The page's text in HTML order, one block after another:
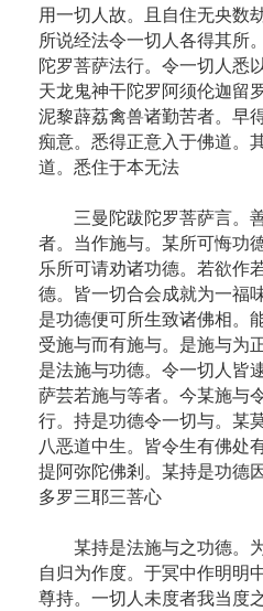
用一切人故。且自住无央数
所说经法令一切人各得其所
陀罗菩萨法行。令一切人悉
天龙鬼神干陀罗阿须伦迦留
泥黎薜荔禽兽诸勤苦者。早
痴意。悉得正意入于佛道。
道。悉住于本无法
三曼陀跋陀罗菩萨言。善
者。当作施与。某所可悔功
乐所可请劝诸功德。若欲作
德。皆一切合会成就为一福
是功德便可所生致诸佛相。
受施与而有施与。是施与为
是法施与功德。令一切人皆
萨芸若施与等者。今某施与
行。持是功德令一切与。某
八恶道中生。皆令生有佛处
提阿弥陀佛剎。某持是功德
多罗三耶三菩心
某持是法施与之功德。为
自归为作度。于冥中作明明
尊持。一切人未度者我当度